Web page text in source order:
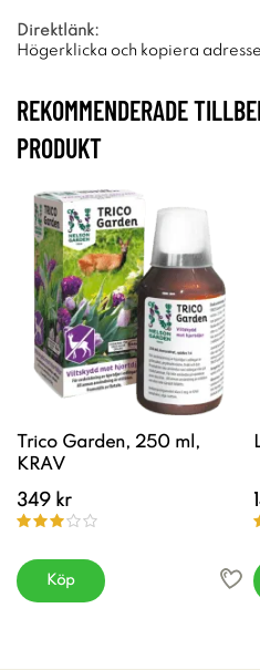
Direktlänk:
Högerklicka och kopiera
REKOMMENDERADE
PRODUKT
Trico Garden, 250 ml,
KRAV
349 kr
Köp